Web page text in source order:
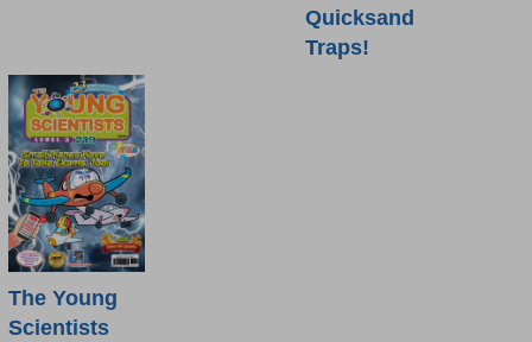
Quicksand
Traps!
The Young
Scientists